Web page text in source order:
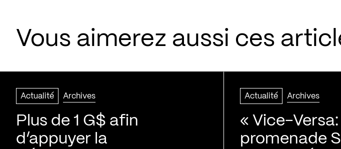
Vous aimerez aussi ces
Actualité Archives
Plus de 1 G$ afin
d’appuyer la
Actualité Archives
« Vice-Versa:
promenade